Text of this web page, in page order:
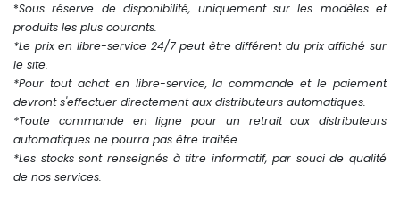
*Sous réserve de disponibilité, uniquement sur les modèles et
produits les plus courants.
*Le prix en libre-service 24/7 peut être différent du prix affiché sur
le site.
*Pour tout achat en libre-service, la commande et le paiement
devront s'effectuer directement aux distributeurs automatiques.
*Toute commande en ligne pour un retrait aux distributeurs
automatiques ne pourra pas être traitée.
*Les stocks sont renseignés à titre informatif, par souci de qualité
de nos services.